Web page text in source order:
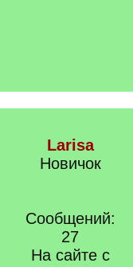
Larisa
Новичок
Сообщений:
27
На сайте с